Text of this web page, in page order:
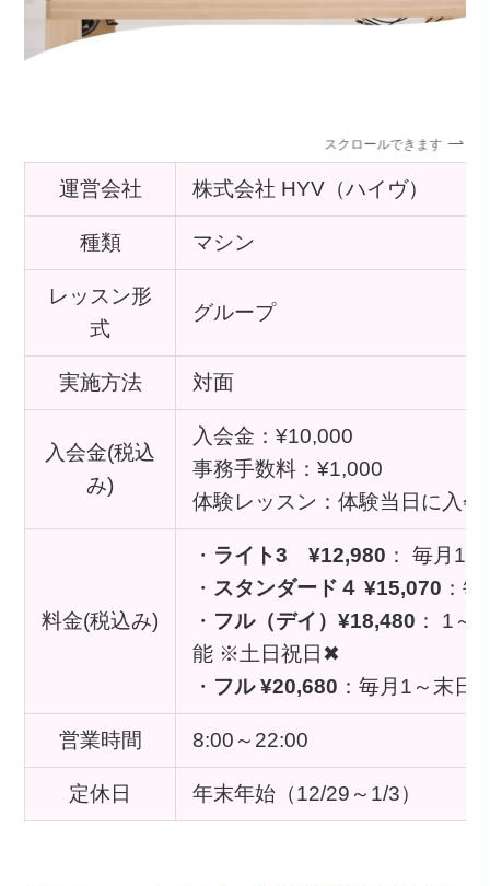
スクロールできます
運営会社 株式会社 HYV（ハイヴ）
種類 マシン
レッスン形
式
グループ
実施方法 対面
入会金(税込
み)
入会金：¥10,000
事務手数料：¥1,000
体験レッスン：体験当日に入
料金(税込み)
・ ライト3 ¥12,980 ： 毎月1
・ スタンダード４ ¥15,070 ：
・ フル（デイ）¥18,480 ： 1～
能 ※土日祝日✖
・ フル ¥20,680 ：毎月1～末日
営業時間 8:00～22:00
定休日 年末年始（12/29～1/3）